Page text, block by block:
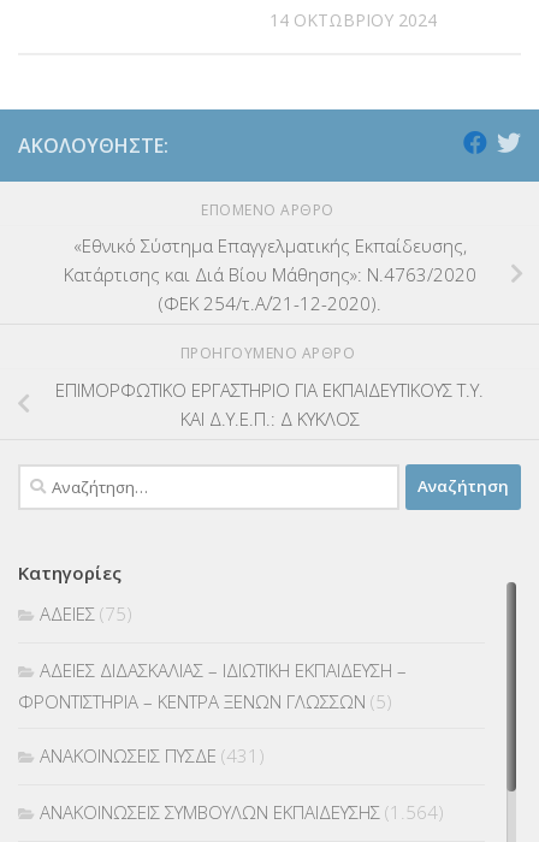
14 ΟΚΤΩΒΡΊΟΥ 2024
ΑΚΟΛΟΥΘΉΣΤΕ:
ΕΠΌΜΕΝΟ ΆΡΘΡΟ
«Εθνικό Σύστημα Επαγγελματικής Εκπαίδευσης,
Κατάρτισης και Διά Βίου Μάθησης»: Ν.4763/2020
(ΦΕΚ 254/τ.Α΄/21-12-2020).
ΠΡΟΗΓΟΎΜΕΝΟ ΆΡΘΡΟ
ΕΠΙΜΟΡΦΩΤΙΚΟ ΕΡΓΑΣΤΗΡΙΟ ΓΙΑ ΕΚΠΑΙΔΕΥΤΙΚΟΥΣ Τ.Υ.
ΚΑΙ Δ.Υ.Ε.Π.: Δ ΚΥΚΛΟΣ
Αναζήτηση
για:
Κατηγορίες
ΑΔΕΙΕΣ (75)
ΑΔΕΙΕΣ ΔΙΔΑΣΚΑΛΙΑΣ – ΙΔΙΩΤΙΚΗ ΕΚΠΑΙΔΕΥΣΗ –
ΦΡΟΝΤΙΣΤΗΡΙΑ – ΚΕΝΤΡΑ ΞΕΝΩΝ ΓΛΩΣΣΩΝ (5)
ΑΝΑΚΟΙΝΩΣΕΙΣ ΠΥΣΔΕ (431)
ΑΝΑΚΟΙΝΩΣΕΙΣ ΣΥΜΒΟΥΛΩΝ ΕΚΠΑΙΔΕΥΣΗΣ (1.564)